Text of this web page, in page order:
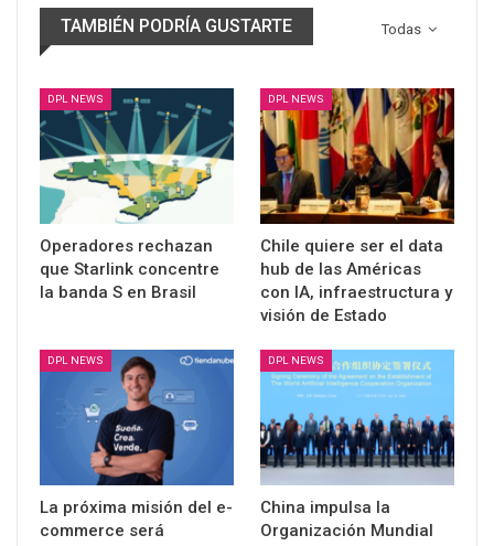
Todas
TAMBIÉN PODRÍA GUSTARTE
DPL NEWS
Operadores rechazan
que Starlink concentre
la banda S en Brasil
DPL NEWS
Chile quiere ser el data
hub de las Américas
con IA, infraestructura y
visión de Estado
DPL NEWS
La próxima misión del e-
commerce será
DPL NEWS
China impulsa la
Organización Mundial